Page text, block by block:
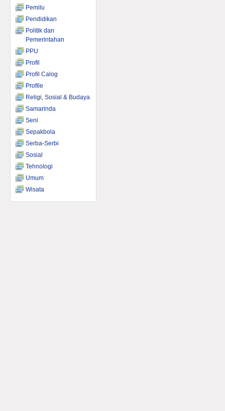
Pemilu
Pendidikan
Politik dan
Pemerintahan
PPU
Profil
Profil Calog
Profile
Religi, Sosial & Budaya
Samarinda
Seni
Sepakbola
Serba-Serbi
Sosial
Tehnologi
Umum
Wisata